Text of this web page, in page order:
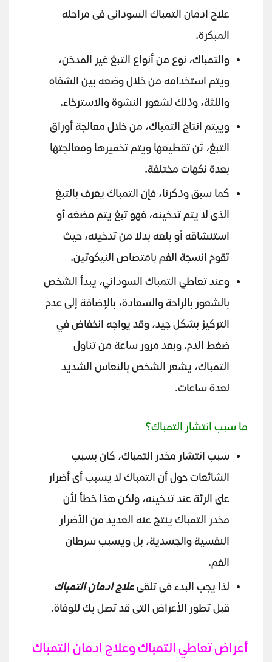
علاج ادمان التمباك السودانى فى مراحله
المبكرة.
والتمباك، نوع من أنواع التبغ غير المدخن،
ويتم استخدامه من خلال وضعه بين الشفاه
واللثة، وذلك لشعور النشوة والاسترخاء.
وييتم انتاج التمباك، من خلال معالجة أوراق
التبغ، ثن تقطيعها ويتم تخميرها ومعالجتها
بعدة نكهات مختلفة.
كما سبق وذكرنا، فإن التمباك يعرف بالتبغ
الذى لا يتم تدخينه، فهو تبغ يتم مضغه أو
استنشاقه أو بلعه بدلا من تدخينه، حيث
تقوم انسجة الفم بامتصاص النيكوتين.
وعند تعاطي التمباك السوداني، يبدأ الشخص
بالشعور بالراحة والسعادة، بالإضافة إلى عدم
التركيز بشكل جيد، وقد يواجه انخفاض في
ضغط الدم. وبعد مرور ساعة من تناول
التمباك، يشعر الشخص بالنعاس الشديد
لعدة ساعات.
ما سبب انتشار التمباك؟
سبب انتشار مخدر التمباك، كان بسبب
الشائعات حول أن التمباك لا يسبب أى أضرار
على الرئة عند تدخينه، ولكن هذا خطأ لأن
مخدر التمباك ينتج عنه العديد من الأضرار
النفسية والجسدية، بل ويسبب سرطان
الفم.
لذا يجب البدء فى تلقىعلاج ادمان التمباك
قبل تطور الأعراض التى قد تصل بك للوفاة.
أعراض تعاطي التمباك وعلاج ادمان التمباك